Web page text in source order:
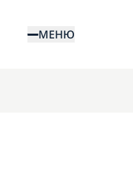
основномуМЕНЮ